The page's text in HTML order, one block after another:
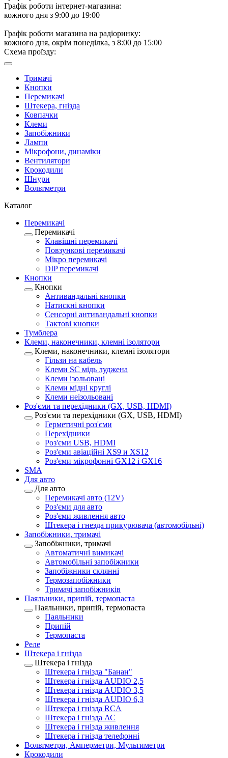
Графік роботи інтернет-магазина:
кожного дня з 9:00 до 19:00
Графік роботи магазина на радіоринку:
кожного дня, окрім понеділка, з 8:00 до 15:00
Схема проїзду:
Тримачі
Кнопки
Перемикачі
Штекера, гнізда
Ковпачки
Клеми
Запобіжники
Лампи
Мікрофони, динаміки
Вентилятори
Крокодили
Шнури
Вольтметри
Каталог
Перемикачі
Перемикачі
Клавішні перемикачі
Повзункові перемикачі
Мікро перемикачі
DIP перемикачі
Кнопки
Кнопки
Антивандальні кнопки
Натискні кнопки
Сенсорні антивандальні кнопки
Тактові кнопки
Тумблера
Клеми, наконечники, клемні ізолятори
Клеми, наконечники, клемні ізолятори
Гільзи на кабель
Клеми SC мідь луджена
Клеми ізольовані
Клеми мідні круглі
Клеми неізольовані
Роз'єми та перехідники (GX, USB, HDMI)
Роз'єми та перехідники (GX, USB, HDMI)
Герметичні роз'єми
Перехідники
Роз'єми USB, HDMI
Роз'єми авіаційні XS9 и XS12
Роз'єми мікрофонні GX12 і GX16
SMA
Для авто
Для авто
Перемикачі авто (12V)
Роз'єми для авто
Роз'єми живлення авто
Штекера і гнезда прикурювача (автомобільні)
Запобіжники, тримачі
Запобіжники, тримачі
Автоматичні вимикачі
Автомобільні запобіжники
Запобіжники склянні
Термозапобіжники
Тримачі запобіжників
Паяльники, припій, термопаста
Паяльники, припій, термопаста
Паяльники
Припій
Термопаста
Реле
Штекера і гнізда
Штекера і гнізда
Штекера і гнізда "Банан"
Штекера і гнізда AUDIO 2,5
Штекера і гнізда AUDIO 3,5
Штекера і гнізда AUDIO 6,3
Штекера і гнізда RCA
Штекера і гнізда АС
Штекера і гнізда живлення
Штекера і гнізда телефонні
Вольтметри, Амперметри, Мультиметри
Крокодили